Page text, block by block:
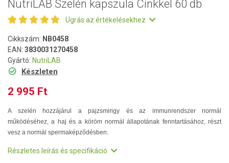
NutriLAB Szelén kapszula Cinkkel 60 db
Ugrás az értékelésekhez
Cikkszám: NB0458
EAN: 3830031270458
Gyártó: NutriLAB
Készleten
2 995 Ft
A szelén hozzájárul a pajzsmirigy és az immunrendszer normál
működéséhez, a haj és a köröm normál állapotának fenntartásához, részt
vesz a normál spermaképződésben.
Részletes leírás és specifikáció